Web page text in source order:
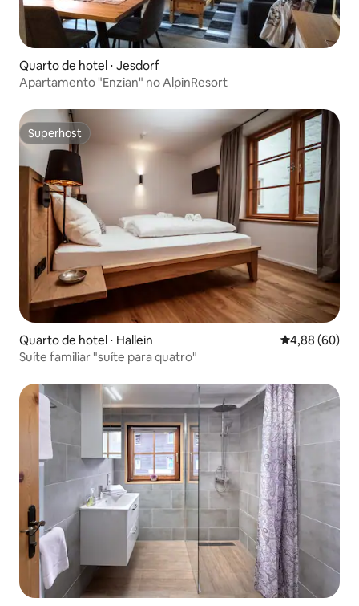
Quarto de hotel ⋅ Jesdorf
Apartamento "Enzian" no AlpinResort
Superhost
Superhost
Quarto de hotel ⋅ Hallein 4,88 de uma
4,88 (60)
Suíte familiar "suíte para quatro"